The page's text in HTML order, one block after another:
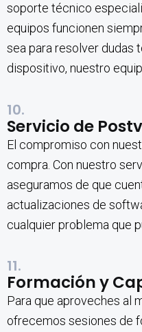
soporte técnico
equipos funcionen
sea para resolver dudas
dispositivo, nuestro
10.
Servicio de
El compromiso con
compra. Con nuestro
aseguramos de que
actualizaciones de
cualquier problema que
11.
Formación y
Para que aproveches al
ofrecemos sesiones de